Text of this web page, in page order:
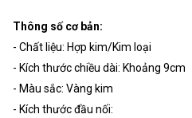
Thông số cơ bản:
- Chất liệu: Hợp kim/Kim loại
- Kích thước chiều dài: Khoảng 9cm
- Màu sắc: Vàng kim
- Kích thước đầu nối: